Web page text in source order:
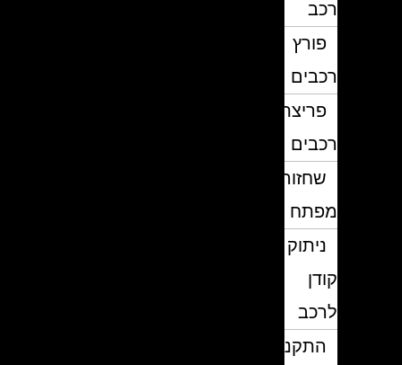
פורץ
רכבים
פריצת
רכבים
שחזור
מפתח
ניתוק
לרכב
התקנת